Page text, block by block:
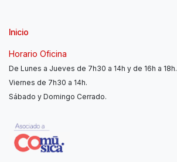
Inicio
Horario Oficina
De Lunes a Jueves de 7h30 a 14h y de 16h a 18h.
Viernes de 7h30 a 14h.
Sábado y Domingo Cerrado.